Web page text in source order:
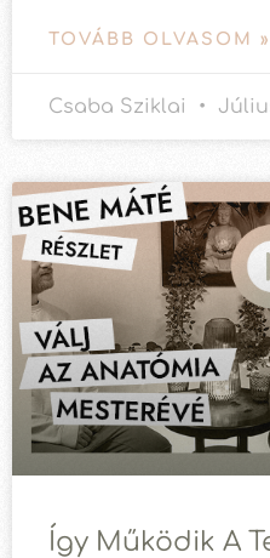
TOVÁBB OLVASOM »
Csaba Sziklai
Így Működik A